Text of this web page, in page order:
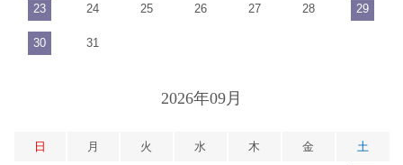
23 24 25 26 27 28 29
30 31
2026年09月
日 月 火 水 木 金 土